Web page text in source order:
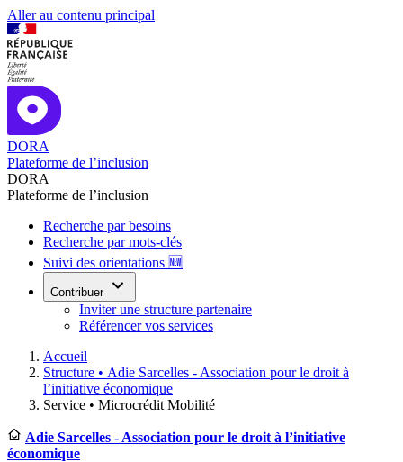
Aller au contenu principal
DORA
Plateforme de l’inclusion
DORA
Plateforme de l’inclusion
Recherche par besoins
Recherche par mots-clés
Suivi des orientations 🆕
Contribuer
Inviter une structure partenaire
Référencer vos services
Accueil
Structure • Adie Sarcelles - Association pour le droit à
l’initiative économique
Service • Microcrédit Mobilité
Adie Sarcelles - Association pour le droit à l’initiative
économique